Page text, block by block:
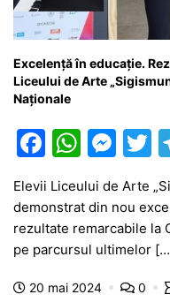
Excelență în educație.
Liceului de Arte
Naționale
F
c
e
b
o
W
at
s
A
p
M
s
s
e
n
T
Elevii Liceului de Arte
demonstrat din nou
rezultate remarcabile la
pe parcursul ultimelor
20 mai 2024 0